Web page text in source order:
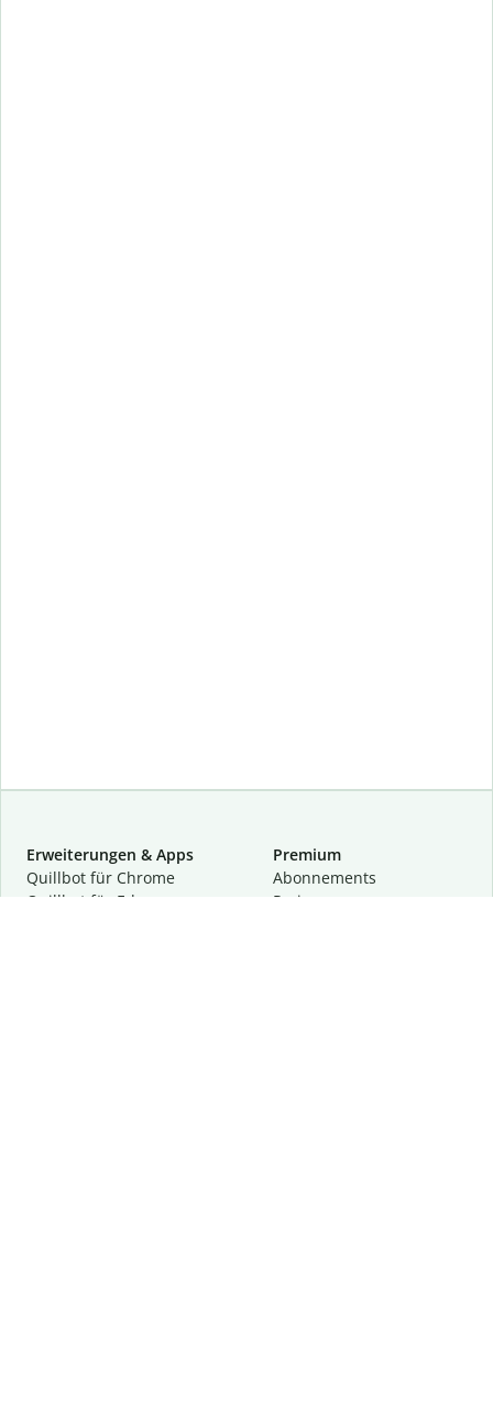
Erweiterungen & Apps
Quillbot für Chrome
Quillbot für Edge
Premium
Abon­ne­ments
Preise